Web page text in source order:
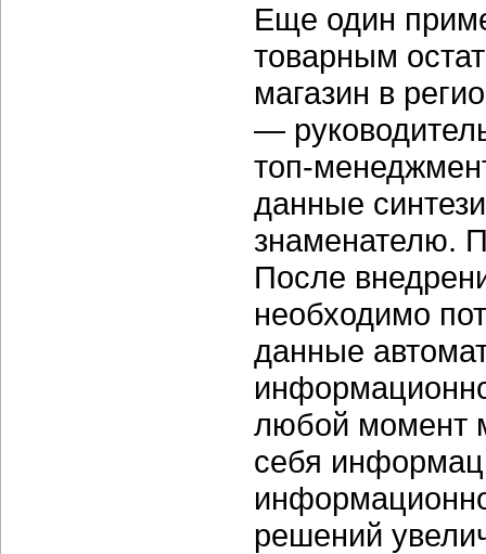
Еще один
товарным
магазин в
—
топ-
данные
знаменателю.
После
необходимо
данные
любой момент
себя
решений